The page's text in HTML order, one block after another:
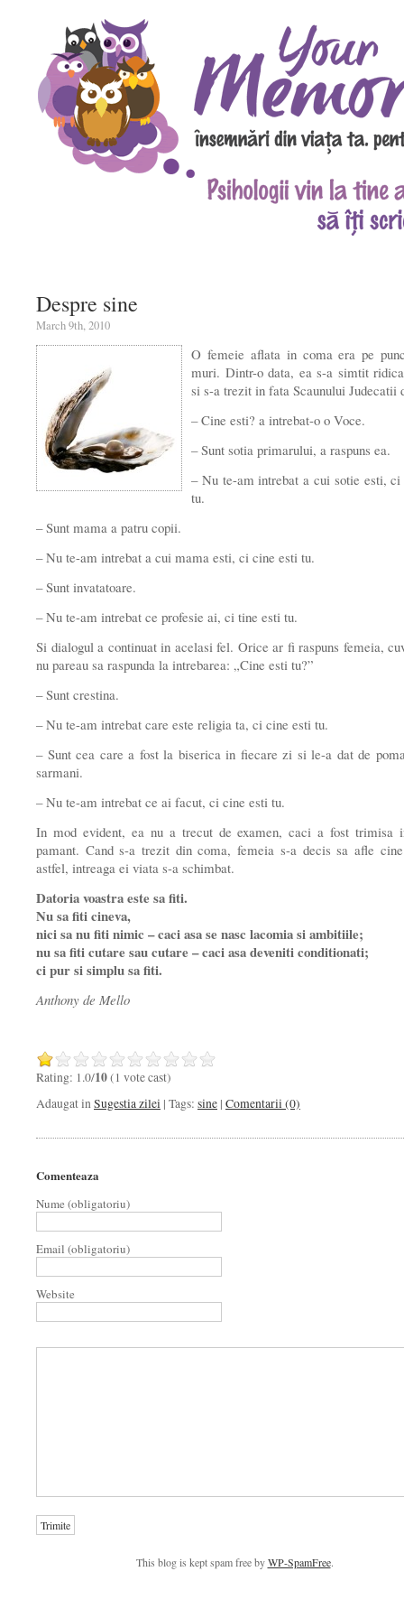
Despre sine
March 9th, 2010
O femeie aflata in coma era pe
muri. Dintr-o data, ea s-a simtit
si s-a trezit in fata Scaunului Judecatii
– Cine esti? a intrebat-o o Voce.
– Sunt sotia primarului, a raspuns ea.
– Nu te-am intrebat a cui sotie esti,
tu.
– Sunt mama a patru copii.
– Nu te-am intrebat a cui mama esti, ci cine esti tu.
– Sunt invatatoare.
– Nu te-am intrebat ce profesie ai, ci tine esti tu.
Si dialogul a continuat in acelasi fel. Orice ar fi raspuns femeia,
nu pareau sa raspunda la intrebarea: „Cine esti tu?”
– Sunt crestina.
– Nu te-am intrebat care este religia ta, ci cine esti tu.
– Sunt cea care a fost la biserica in fiecare zi si le-a dat de
sarmani.
– Nu te-am intrebat ce ai facut, ci cine esti tu.
In mod evident, ea nu a trecut de examen, caci a fost trimisa
pamant. Cand s-a trezit din coma, femeia s-a decis sa afle
astfel, intreaga ei viata s-a schimbat.
Datoria voastra este sa fiti.
Nu sa fiti cineva,
nici sa nu fiti nimic – caci asa se nasc lacomia si ambitiile;
nu sa fiti cutare sau cutare – caci asa deveniti conditionati;
ci pur si simplu sa fiti.
Anthony de Mello
Rating: 1.0/10(1 vote cast)
Adaugat inSugestia zilei | Tags: sine | Comentarii (0)
Comenteaza
Nume (obligatoriu)
Email (obligatoriu)
Website
This blog is kept spam free byWP-SpamFree.